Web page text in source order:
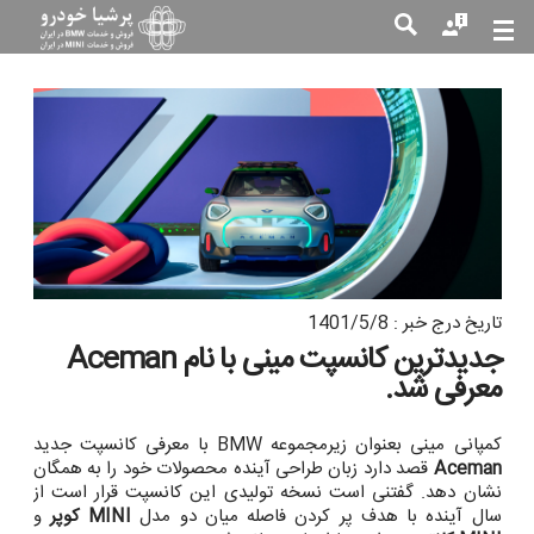
جست
جو
تاریخ درج خبر : 1401/5/8
جدیدترین کانسپت مینی با نام Aceman
معرفی شد.
کمپانی مینی بعنوان زیرمجموعه BMW با معرفی کانسپت جدید
Aceman قصد دارد زبان طراحی آینده محصولات خود را به همگان
نشان دهد. گفتنی است نسخه تولیدی این کانسپت قرار است از
سال آینده با هدف پر کردن فاصله میان دو مدل MINI کوپر
و